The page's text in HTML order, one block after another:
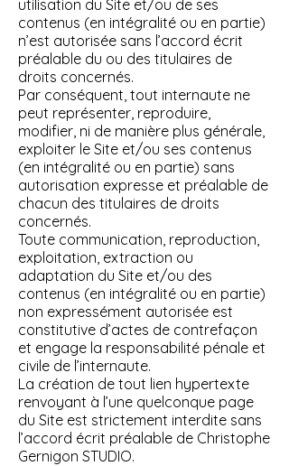
utilisation du Site et/ou de ses
contenus (en intégralité ou en partie)
n’est autorisée sans l’accord écrit
préalable du ou des titulaires de
droits concernés.
Par conséquent, tout internaute ne
peut représenter, reproduire,
modifier, ni de manière plus générale,
exploiter le Site et/ou ses contenus
(en intégralité ou en partie) sans
autorisation expresse et préalable de
chacun des titulaires de droits
concernés.
Toute communication, reproduction,
exploitation, extraction ou
adaptation du Site et/ou des
contenus (en intégralité ou en partie)
non expressément autorisée est
constitutive d’actes de contrefaçon
et engage la responsabilité pénale et
civile de l’internaute.
La création de tout lien hypertexte
renvoyant à l’une quelconque page
du Site est strictement interdite sans
l’accord écrit préalable de Christophe
Gernigon STUDIO.